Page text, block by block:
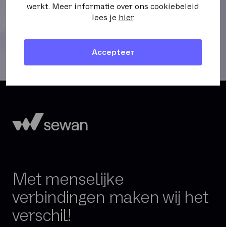
werkt. Meer informatie over ons cookiebeleid
lees je hier.
Accepteer
Met menselijke
verbindingen maken wij het
verschil!